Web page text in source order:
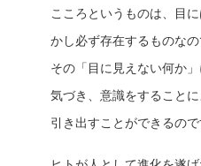
こころというものは、目
かし必ず存在するものなの
その「目に見えない何か
気づき、意識をすること
引き出すことができるので